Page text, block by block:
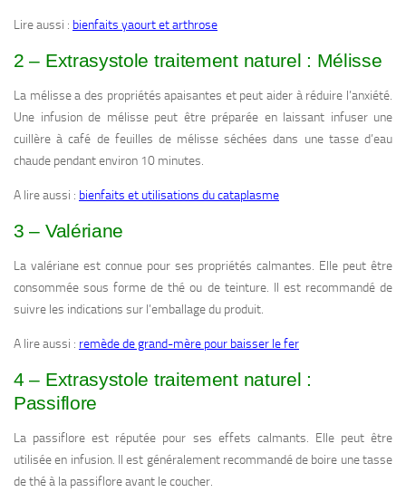
Lire aussi : bienfaits yaourt et arthrose
2 – Extrasystole traitement naturel : Mélisse
La mélisse a des propriétés apaisantes et peut aider à réduire l’anxiété.
Une infusion de mélisse peut être préparée en laissant infuser une
cuillère à café de feuilles de mélisse séchées dans une tasse d’eau
chaude pendant environ 10 minutes.
A lire aussi : bienfaits et utilisations du cataplasme
3 – Valériane
La valériane est connue pour ses propriétés calmantes. Elle peut être
consommée sous forme de thé ou de teinture. Il est recommandé de
suivre les indications sur l’emballage du produit.
A lire aussi : remède de grand-mère pour baisser le fer
4 – Extrasystole traitement naturel :
Passiflore
La passiflore est réputée pour ses effets calmants. Elle peut être
utilisée en infusion. Il est généralement recommandé de boire une tasse
de thé à la passiflore avant le coucher.